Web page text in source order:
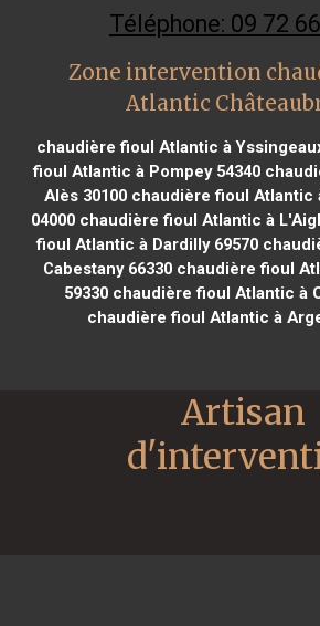
Téléphone: 09 72
Zone intervention
Atlantic
chaudière fioul Atlantic à
fioul Atlantic à Pompey 54340
Alès 30100chaudière fioul Atlantic
04000chaudière fioul Atlantic à
fioul Atlantic à Dardilly 69570
Cabestany 66330chaudière fioul
59330 chaudière fioul Atlantic à
chaudière fioul Atlantic à
Artisan